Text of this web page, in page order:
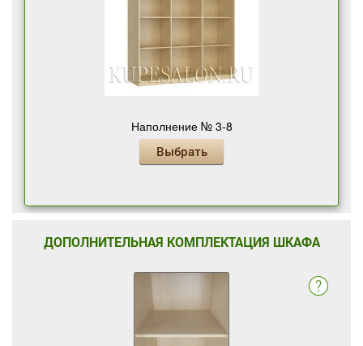
Наполнение № 3-8
Выбрать
ДОПОЛНИТЕЛЬНАЯ КОМПЛЕКТАЦИЯ ШКАФА